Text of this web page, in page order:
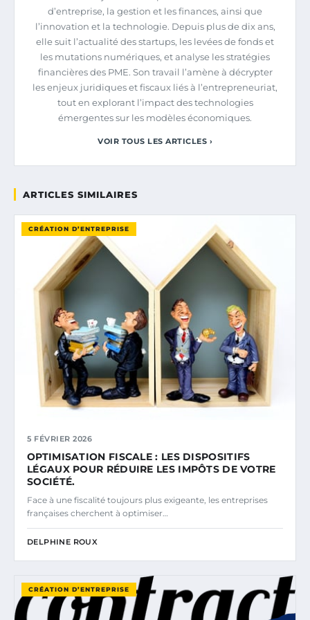
d’entreprise, la gestion et les finances, ainsi que
l’innovation et la technologie. Depuis plus de dix ans,
elle suit l’actualité des startups, les levées de fonds et
les mutations numériques, et analyse les stratégies
financières des PME. Son travail l’amène à décrypter
les enjeux juridiques et fiscaux liés à l’entrepreneuriat,
tout en explorant l’impact des technologies
émergentes sur les modèles économiques.
VOIR TOUS LES ARTICLES ›
ARTICLES SIMILAIRES
CRÉATION D’ENTREPRISE
5 FÉVRIER 2026
OPTIMISATION FISCALE : LES DISPOSITIFS
LÉGAUX POUR RÉDUIRE LES IMPÔTS DE VOTRE
SOCIÉTÉ.
Face à une fiscalité toujours plus exigeante, les entreprises
françaises cherchent à optimiser…
DELPHINE ROUX
CRÉATION D’ENTREPRISE